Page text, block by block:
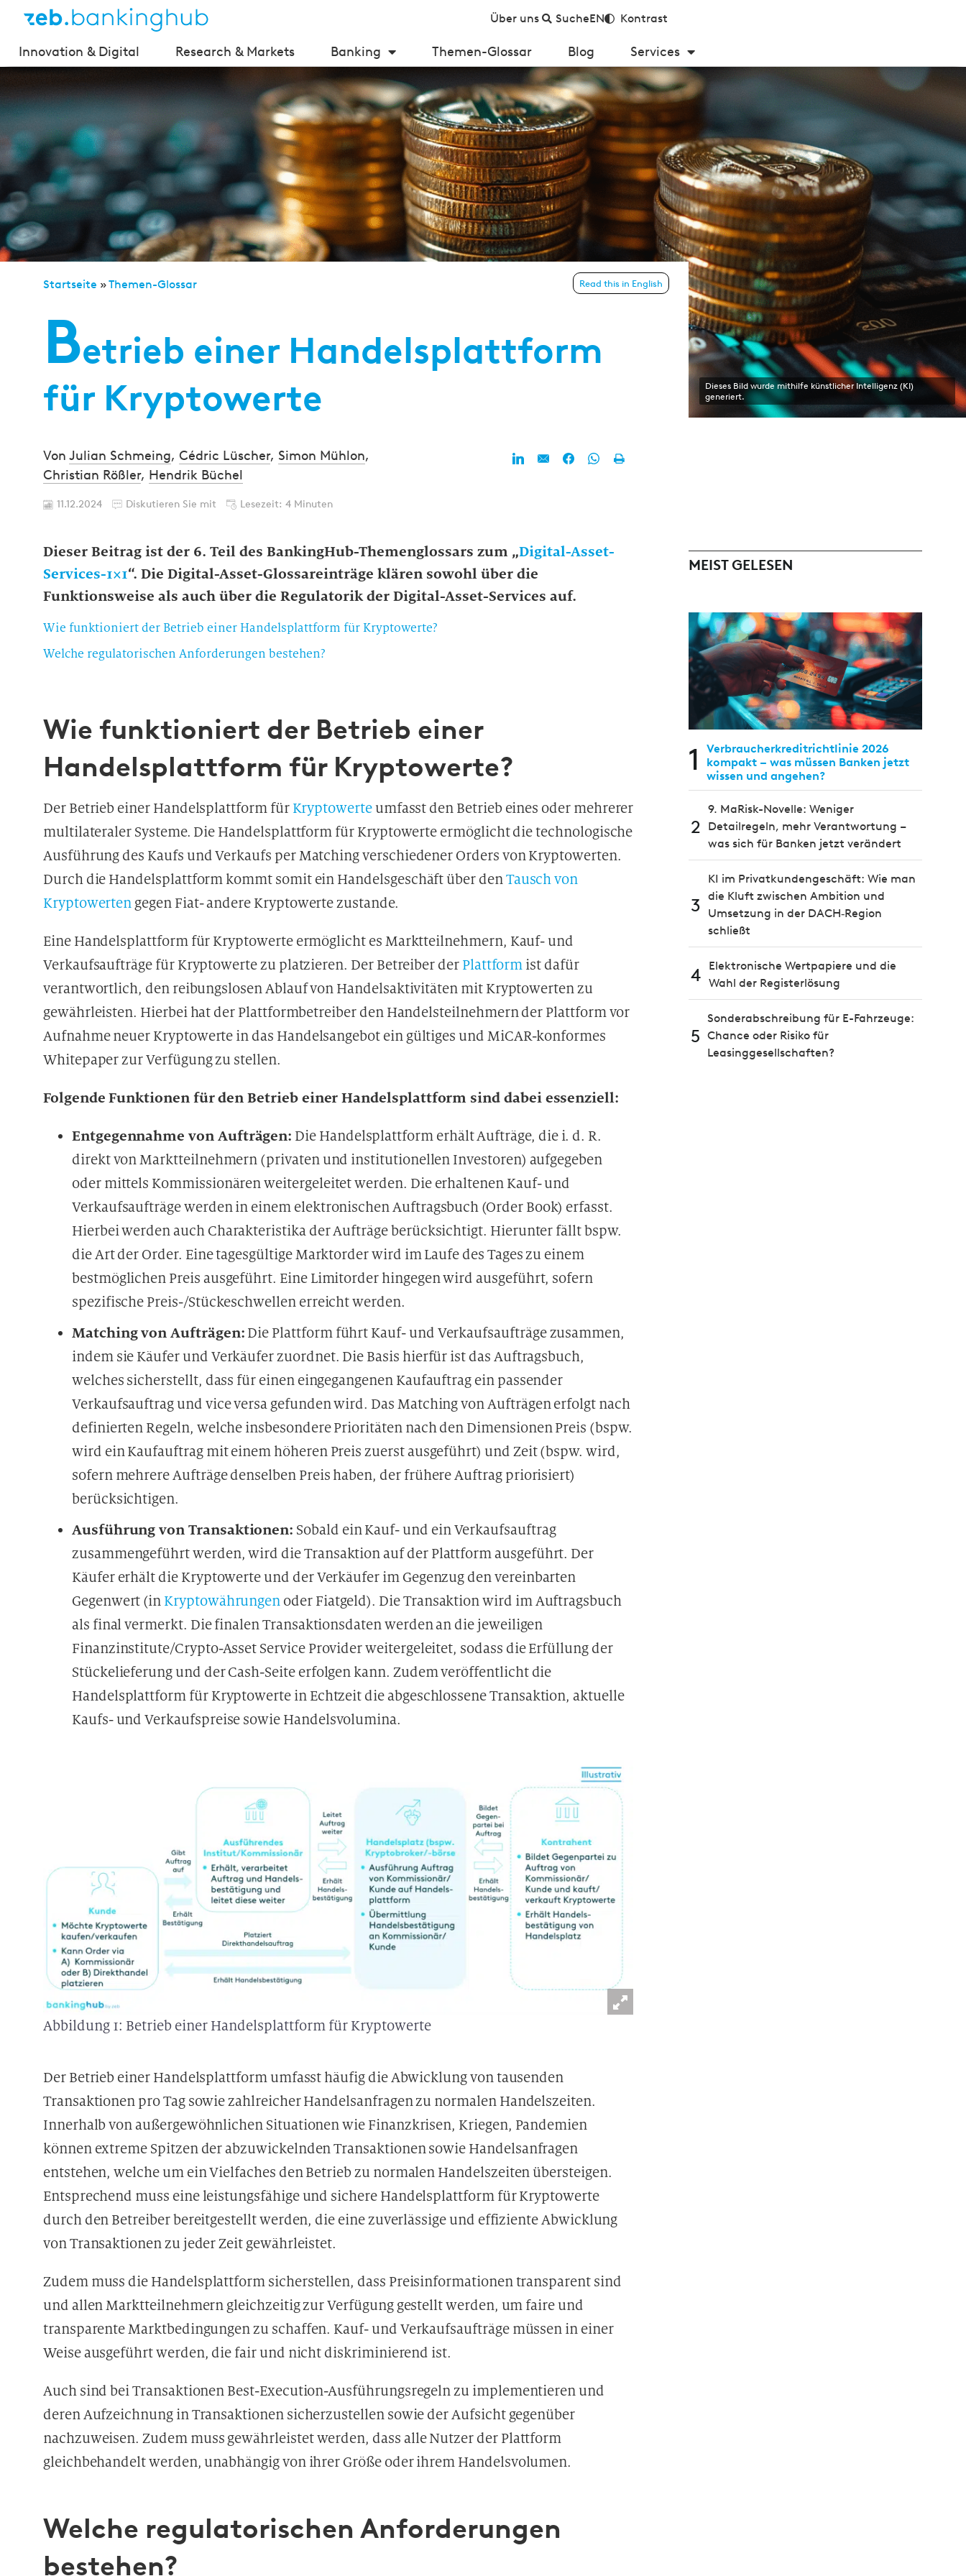
Über uns SucheEN Kontrast
Innovation & Digital Research & Markets Banking Themen-Glossar Blog Services
Startseite »Themen-Glossar Read this in English
Betrieb einer Handelsplattform
für Kryptowerte
Dieses Bild wurde mithilfe künstlicher Intelligenz (KI)
generiert.
Von Julian Schmeing, Cédric Lüscher, Simon Mühlon,
Christian Rößler, Hendrik Büchel
11.12.2024 Diskutieren Sie mit Lesezeit: 4 Minuten
Dieser Beitrag ist der 6. Teil des BankingHub-Themenglossars zum „Digital-Asset-
Services-1×1“. Die Digital-Asset-Glossareinträge klären sowohl über die
Funktionsweise als auch über die Regulatorik der Digital-Asset-Services auf.
Wie funktioniert der Betrieb einer Handelsplattform für Kryptowerte?
Welche regulatorischen Anforderungen bestehen?
Wie funktioniert der Betrieb einer
Handelsplattform für Kryptowerte?
Der Betrieb einer Handelsplattform für Kryptowerteumfasst den Betrieb eines oder mehrerer
multilateraler Systeme. Die Handelsplattform für Kryptowerte ermöglicht die technologische
Ausführung des Kaufs und Verkaufs per Matching verschiedener Orders von Kryptowerten.
Durch die Handelsplattform kommt somit ein Handelsgeschäft über denTausch von
Kryptowerten gegen Fiat- andere Kryptowerte zustande.
Eine Handelsplattform für Kryptowerte ermöglicht es Marktteilnehmern, Kauf- und
Verkaufsaufträge für Kryptowerte zu platzieren. Der Betreiber der Plattform ist dafür
verantwortlich, den reibungslosen Ablauf von Handelsaktivitäten mit Kryptowerten zu
gewährleisten. Hierbei hat der Plattformbetreiber den Handelsteilnehmern der Plattform vor
Aufnahme neuer Kryptowerte in das Handelsangebot ein gültiges und MiCAR-konformes
Whitepaper zur Verfügung zu stellen.
Folgende Funktionen für den Betrieb einer Handelsplattform sind dabei essenziell:
Entgegennahme von Aufträgen: Die Handelsplattform erhält Aufträge, die i. d. R.
direkt von Marktteilnehmern (privaten und institutionellen Investoren) aufgegeben
oder mittels Kommissionären weitergeleitet werden. Die erhaltenen Kauf- und
Verkaufsaufträge werden in einem elektronischen Auftragsbuch (Order Book) erfasst.
Hierbei werden auch Charakteristika der Aufträge berücksichtigt. Hierunter fällt bspw.
die Art der Order. Eine tagesgültige Marktorder wird im Laufe des Tages zu einem
bestmöglichen Preis ausgeführt. Eine Limitorder hingegen wird ausgeführt, sofern
spezifische Preis-/Stückeschwellen erreicht werden.
Matching von Aufträgen: Die Plattform führt Kauf- und Verkaufsaufträge zusammen,
indem sie Käufer und Verkäufer zuordnet. Die Basis hierfür ist das Auftragsbuch,
welches sicherstellt, dass für einen eingegangenen Kaufauftrag ein passender
Verkaufsauftrag und vice versa gefunden wird. Das Matching von Aufträgen erfolgt nach
definierten Regeln, welche insbesondere Prioritäten nach den Dimensionen Preis (bspw.
wird ein Kaufauftrag mit einem höheren Preis zuerst ausgeführt) und Zeit (bspw. wird,
sofern mehrere Aufträge denselben Preis haben, der frühere Auftrag priorisiert)
berücksichtigen.
Ausführung von Transaktionen: Sobald ein Kauf- und ein Verkaufsauftrag
zusammengeführt werden, wird die Transaktion auf der Plattform ausgeführt. Der
Käufer erhält die Kryptowerte und der Verkäufer im Gegenzug den vereinbarten
Gegenwert (in Kryptowährungen oder Fiatgeld). Die Transaktion wird im Auftragsbuch
als final vermerkt. Die finalen Transaktionsdaten werden an die jeweiligen
Finanzinstitute/Crypto-Asset Service Provider weitergeleitet, sodass die Erfüllung der
Stückelieferung und der Cash-Seite erfolgen kann. Zudem veröffentlicht die
Handelsplattform für Kryptowerte in Echtzeit die abgeschlossene Transaktion, aktuelle
Kaufs- und Verkaufspreise sowie Handelsvolumina.
Abbildung 1: Betrieb einer Handelsplattform für Kryptowerte
Der Betrieb einer Handelsplattform umfasst häufig die Abwicklung von tausenden
Transaktionen pro Tag sowie zahlreicher Handelsanfragen zu normalen Handelszeiten.
Innerhalb von außergewöhnlichen Situationen wie Finanzkrisen, Kriegen, Pandemien
können extreme Spitzen der abzuwickelnden Transaktionen sowie Handelsanfragen
entstehen, welche um ein Vielfaches den Betrieb zu normalen Handelszeiten übersteigen.
Entsprechend muss eine leistungsfähige und sichere Handelsplattform für Kryptowerte
durch den Betreiber bereitgestellt werden, die eine zuverlässige und effiziente Abwicklung
von Transaktionen zu jeder Zeit gewährleistet.
Zudem muss die Handelsplattform sicherstellen, dass Preisinformationen transparent sind
und allen Marktteilnehmern gleichzeitig zur Verfügung gestellt werden, um faire und
transparente Marktbedingungen zu schaffen. Kauf- und Verkaufsaufträge müssen in einer
Weise ausgeführt werden, die fair und nicht diskriminierend ist.
Auch sind bei Transaktionen Best-Execution-Ausführungsregeln zu implementieren und
deren Aufzeichnung in Transaktionen sicherzustellen sowie der Aufsicht gegenüber
nachzuweisen. Zudem muss gewährleistet werden, dass alle Nutzer der Plattform
gleichbehandelt werden, unabhängig von ihrer Größe oder ihrem Handelsvolumen.
Welche regulatorischen Anforderungen
bestehen?
MEIST GELESEN
1
Verbraucherkreditrichtlinie 2026
kompakt – was müssen Banken jetzt
wissen und angehen?
2
9. MaRisk-Novelle: Weniger
Detailregeln, mehr Verantwortung –
was sich für Banken jetzt verändert
3
KI im Privatkundengeschäft: Wie man
die Kluft zwischen Ambition und
Umsetzung in der DACH‑Region
schließt
4
Elektronische Wertpapiere und die
Wahl der Registerlösung
5
Sonderabschreibung für E-Fahrzeuge:
Chance oder Risiko für
Leasinggesellschaften?